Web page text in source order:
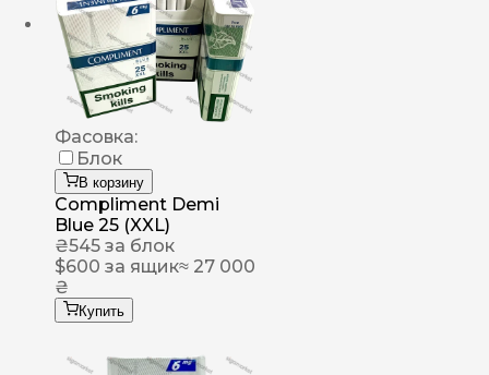
Фасовка:
Блок
В корзину
Compliment Demi
Blue 25 (XXL)
₴545 за блок
$600 за ящик≈ 27 000
₴
Купить